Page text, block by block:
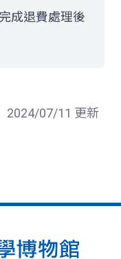
成退費處理後
2024/07/11 更新